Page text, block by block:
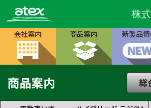
会社案内 商品案内 新製品
商品案内 総